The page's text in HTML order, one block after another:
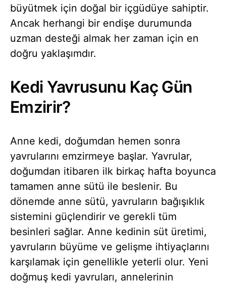
büyütmek için doğal bir içgüdüye sahiptir.
Ancak herhangi bir endişe durumunda
uzman desteği almak her zaman için en
doğru yaklaşımdır.
Kedi Yavrusunu Kaç Gün
Emzirir?
Anne kedi, doğumdan hemen sonra
yavrularını emzirmeye başlar. Yavrular,
doğumdan itibaren ilk birkaç hafta boyunca
tamamen anne sütü ile beslenir. Bu
dönemde anne sütü, yavruların bağışıklık
sistemini güçlendirir ve gerekli tüm
besinleri sağlar. Anne kedinin süt üretimi,
yavruların büyüme ve gelişme ihtiyaçlarını
karşılamak için genellikle yeterli olur. Yeni
doğmuş kedi yavruları, annelerinin